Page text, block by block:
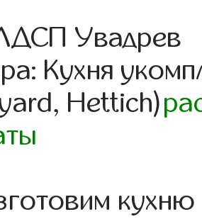
Увадрев
Кухня
Hettich)